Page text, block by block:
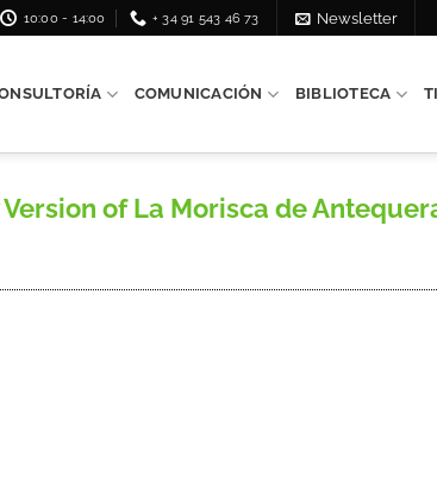
10:00 - 14:00 + 34 91 543 46 73 Newsletter
COMUNICACIÓN BIBLIOTECA
Version of La Morisca de